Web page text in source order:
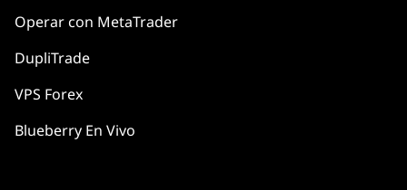
Operar con MetaTrader
DupliTrade
VPS Forex
Blueberry En Vivo